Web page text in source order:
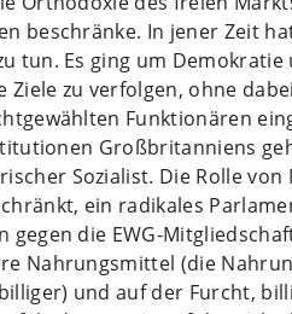
beschränke. In jener Zeit
tun. Es ging um Demokratie
zu verfolgen, ohne
Funktionären
Großbritanniens
Sozialist. Die Rolle von
ein radikales
gegen die EWG-
Nahrungsmittel (die
und auf der Furcht,